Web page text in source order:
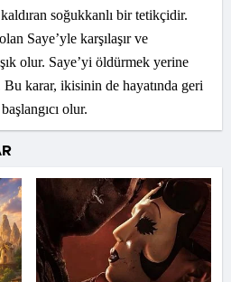
soğukkanlı bir tetikçidir.
Saye’yle karşılaşır ve
olur. Saye’yi öldürmek yerine
Bu karar, ikisinin de hayatında geri
olur.